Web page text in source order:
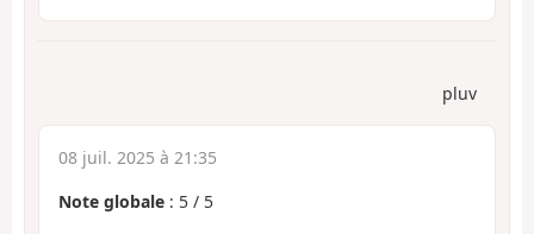
pluv
08 juil. 2025 à 21:35
Note globale : 5 / 5